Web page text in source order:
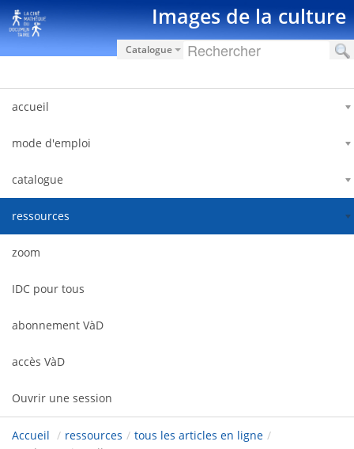
Saut au contenu Images de la culture
Catalogue
accueil
mode d'emploi
catalogue
ressources
zoom
IDC pour tous
abonnement VàD
accès VàD
Ouvrir une session
Accueil / ressources / tous les articles en ligne /